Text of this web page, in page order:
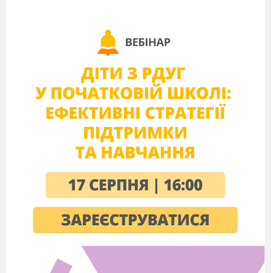
7. Чому матуся провела до вітальні
бабусю Христину в брудних
черевиках?
8.Допиши рядочки, які є головною
думкою вірша М. Чумарної «Хто
варив борщик?»
Найбільша в світі сила –
С_____________
п____________,